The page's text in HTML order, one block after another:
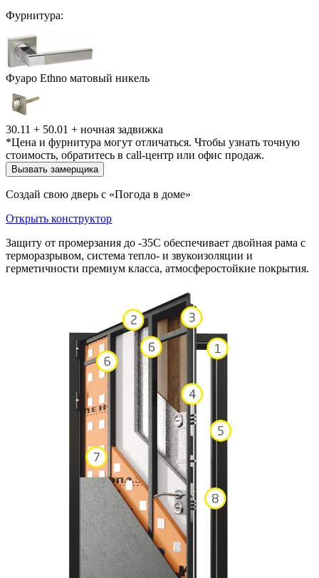
Фурнитура:
Фуаро Ethno матовый никель
30.11 + 50.01 + ночная задвижка
*Цена и фурнитура могут отличаться. Чтобы узнать точную
стоимость, обратитесь в call-центр или офис продаж.
Вызвать замерщика
Создай свою дверь с «Погода в доме»
Открыть конструктор
Защиту от промерзания до -35С обеспечивает двойная рама с
терморазрывом, система тепло- и звукоизоляции и
герметичности премиум класса, атмосферостойкие покрытия.